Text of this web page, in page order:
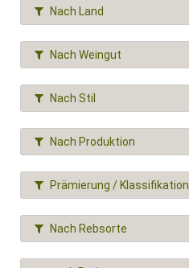
Nach Land
Nach Weingut
Nach Stil
Nach Produktion
Prämierung / Klassifikation
Nach Rebsorte